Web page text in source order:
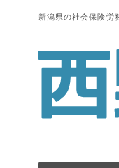
新潟県の社会保険労